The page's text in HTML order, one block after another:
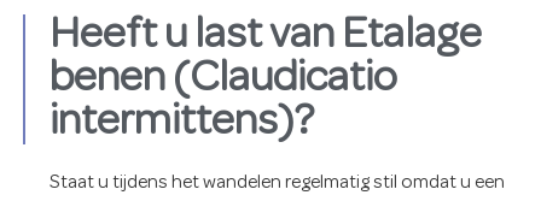
Heeft u last van Etalage
benen (Claudicatio
intermittens)?
Staat u tijdens het wandelen regelmatig stil omdat u een